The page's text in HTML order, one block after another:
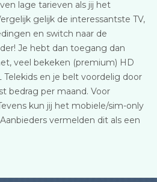
lage tarieven als jij het
gelijk de interessantste TV,
en switch naar de
Je hebt dan toegang dan
veel bekeken (premium) HD
Telekids en je belt voordelig door
bedrag per maand. Voor
kun jij het mobiele/sim-only
vermelden dit als een